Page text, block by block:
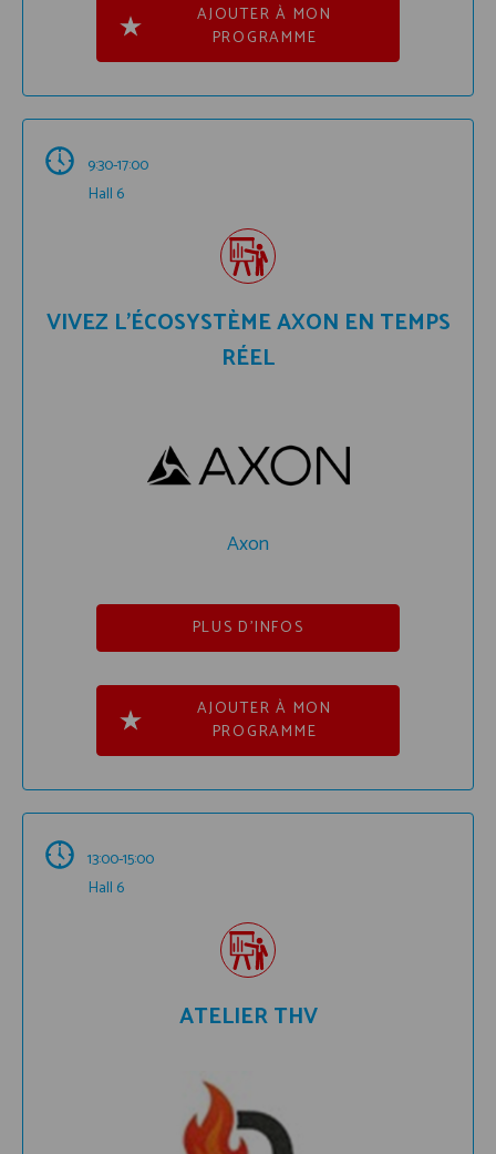
AJOUTER À MON
PROGRAMME
9:30-17:00
Hall 6
VIVEZ L’ÉCOSYSTÈME AXON EN TEMPS
RÉEL
Axon
PLUS D'INFOS
AJOUTER À MON
PROGRAMME
13:00-15:00
Hall 6
ATELIER THV